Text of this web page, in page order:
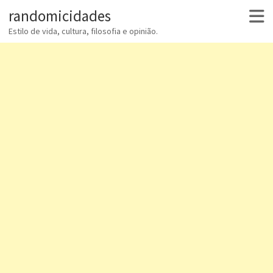
randomicidades
Estilo de vida, cultura, filosofia e opinião.